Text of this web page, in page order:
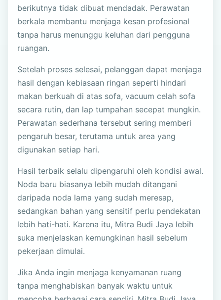
berikutnya tidak dibuat mendadak. Perawatan
berkala membantu menjaga kesan profesional
tanpa harus menunggu keluhan dari pengguna
ruangan.
Setelah proses selesai, pelanggan dapat menjaga
hasil dengan kebiasaan ringan seperti hindari
makan berkuah di atas sofa, vacuum celah sofa
secara rutin, dan lap tumpahan secepat mungkin.
Perawatan sederhana tersebut sering memberi
pengaruh besar, terutama untuk area yang
digunakan setiap hari.
Hasil terbaik selalu dipengaruhi oleh kondisi awal.
Noda baru biasanya lebih mudah ditangani
daripada noda lama yang sudah meresap,
sedangkan bahan yang sensitif perlu pendekatan
lebih hati-hati. Karena itu, Mitra Budi Jaya lebih
suka menjelaskan kemungkinan hasil sebelum
pekerjaan dimulai.
Jika Anda ingin menjaga kenyamanan ruang
tanpa menghabiskan banyak waktu untuk